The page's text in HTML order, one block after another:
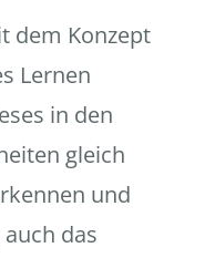
dem Konzept
Lernen
in den
gleich
und
das